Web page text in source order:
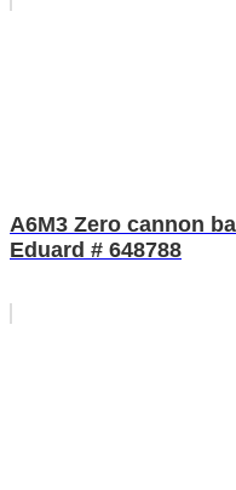
A6M3 Zero cannon
Eduard # 648788